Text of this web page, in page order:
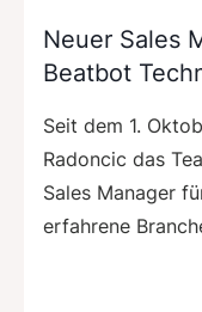
Neuer Sales
Beatbot
Seit dem 1.
Radoncic das
Sales Manager
erfahrene